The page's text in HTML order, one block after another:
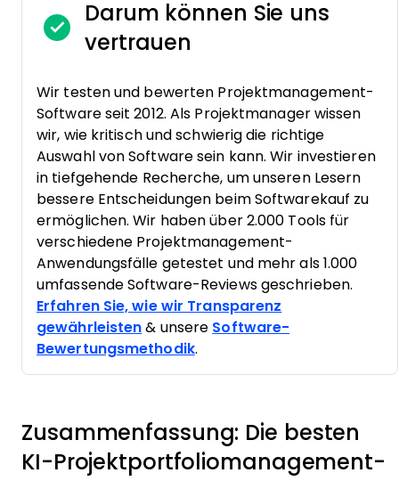
Darum können Sie uns
vertrauen
Wir testen und bewerten Projektmanagement-
Software seit 2012. Als Projektmanager wissen
wir, wie kritisch und schwierig die richtige
Auswahl von Software sein kann. Wir investieren
in tiefgehende Recherche, um unseren Lesern
bessere Entscheidungen beim Softwarekauf zu
ermöglichen. Wir haben über 2.000 Tools für
verschiedene Projektmanagement-
Anwendungsfälle getestet und mehr als 1.000
umfassende Software-Reviews geschrieben.
Erfahren Sie, wie wir Transparenz
gewährleisten & unsere Software-
Bewertungsmethodik.
Zusammenfassung: Die besten
KI-Projektportfoliomanagement-